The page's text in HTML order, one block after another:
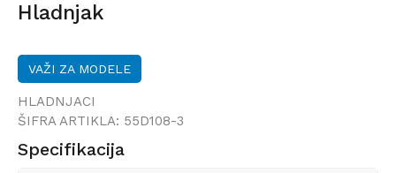
Hladnjak
VAŽI ZA MODELE
HLADNJACI
ŠIFRA ARTIKLA: 55D108-3
Specifikacija